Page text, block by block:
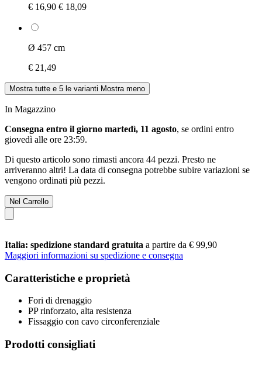
€ 16,90 € 18,09
Ø 457 cm
€ 21,49
Mostra tutte e 5 le varianti Mostra meno
In Magazzino
Consegna entro il giorno martedì, 11 agosto, se ordini entro
giovedì alle ore 23:59.
Di questo articolo sono rimasti ancora 44 pezzi. Presto ne
arriveranno altri! La data di consegna potrebbe subire variazioni se
vengono ordinati più pezzi.
Nel Carrello
Italia: spedizione standard gratuita a partire da € 99,90
Maggiori informazioni su spedizione e consegna
Caratteristiche e proprietà
Fori di drenaggio
PP rinforzato, alta resistenza
Fissaggio con cavo circonferenziale
Prodotti consigliati